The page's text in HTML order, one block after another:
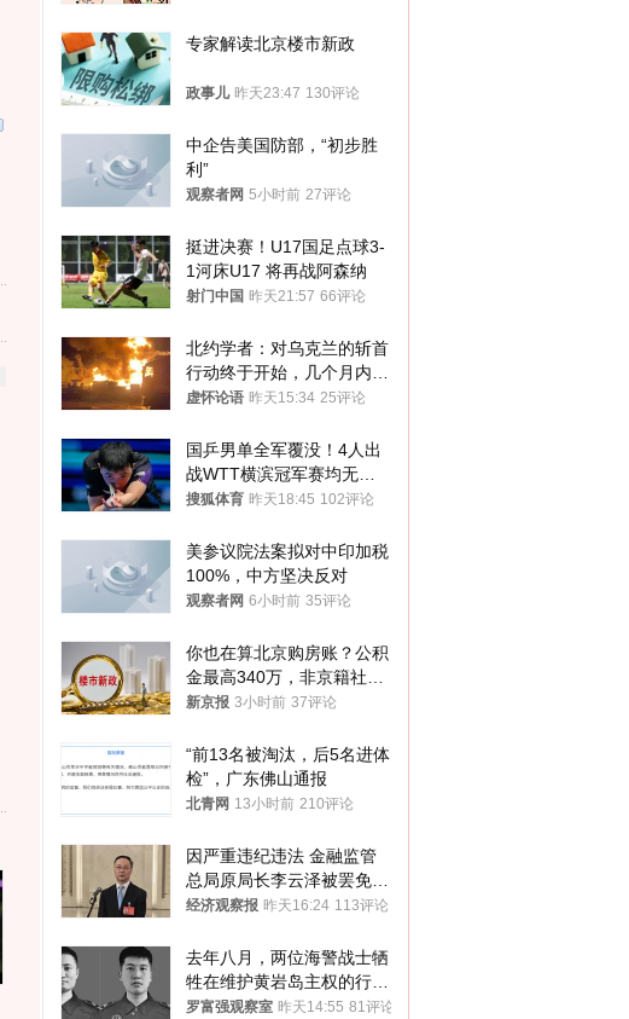
专家解读北京楼市新政
政事儿 昨天23:47 130评论
中企告美国防部，“初步胜
利”
观察者网 5小时前 27评论
挺进决赛！U17国足点球3-
1河床U17 将再战阿森纳
射门中国 昨天21:57 66评论
北约学者：对乌克兰的斩首
行动终于开始，几个月内乌
将投降
虚怀论语 昨天15:34 25评论
国乒男单全军覆没！4人出
战WTT横滨冠军赛均无缘
八强
搜狐体育 昨天18:45 102评论
美参议院法案拟对中印加税
100%，中方坚决反对
观察者网 6小时前 35评论
你也在算北京购房账？公积
金最高340万，非京籍社保
1年
新京报 3小时前 37评论
“前13名被淘汰，后5名进体
检”，广东佛山通报
北青网 13小时前 210评论
因严重违纪违法 金融监管
总局原局长李云泽被罢免全
国人大代表
经济观察报 昨天16:24 113评论
去年八月，两位海警战士牺
牲在维护黄岩岛主权的行动
中
罗富强观察室 昨天14:55 81评论